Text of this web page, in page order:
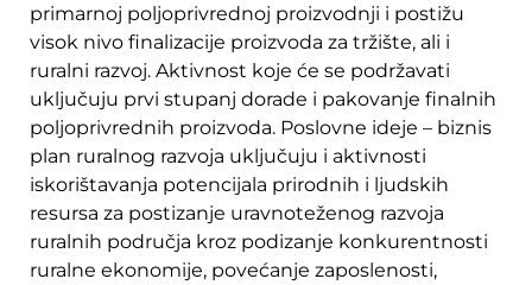
primarnoj poljoprivrednoj proizvodnji i postižu
visok nivo finalizacije proizvoda za tržište, ali i
ruralni razvoj. Aktivnost koje će se podržavati
uključuju prvi stupanj dorade i pakovanje finalnih
poljoprivrednih proizvoda. Poslovne ideje – biznis
plan ruralnog razvoja uključuju i aktivnosti
iskorištavanja potencijala prirodnih i ljudskih
resursa za postizanje uravnoteženog razvoja
ruralnih područja kroz podizanje konkurentnosti
ruralne ekonomije, povećanje zaposlenosti,